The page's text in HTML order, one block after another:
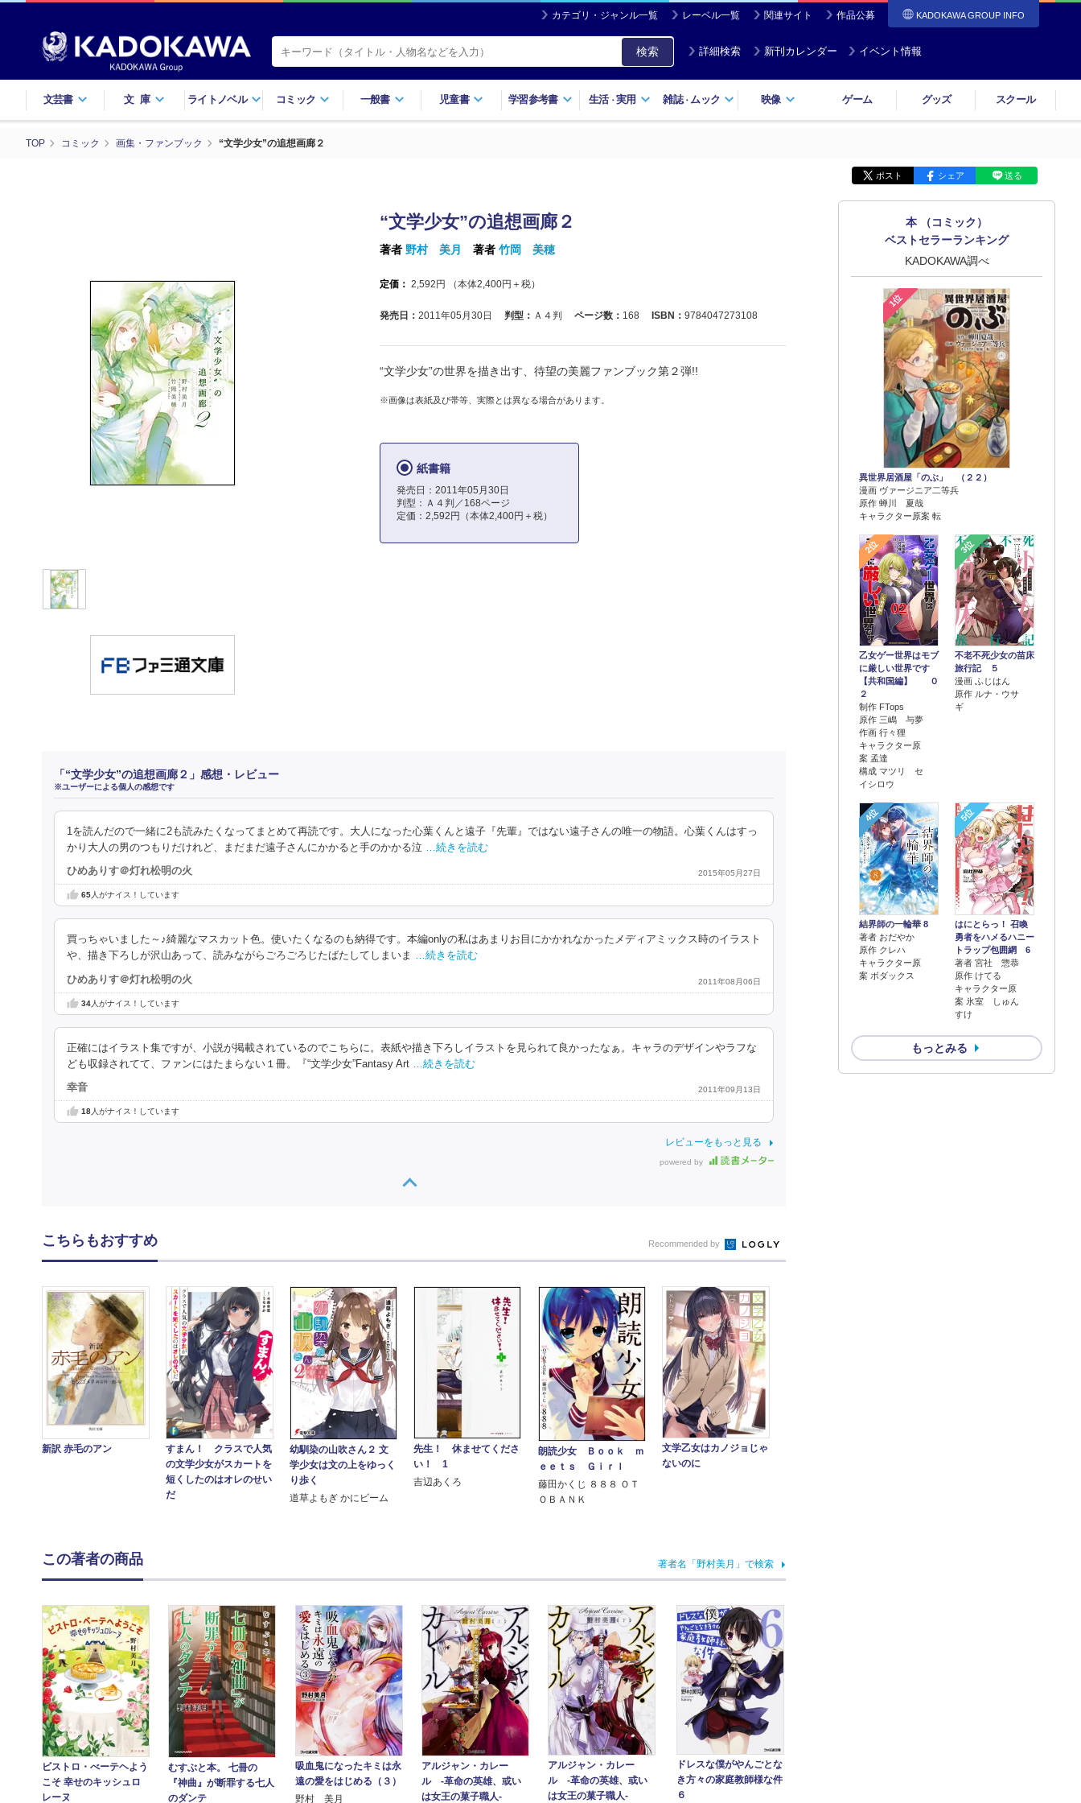
カテゴリ・ジャンル一覧 レーベル一覧 関連サイト 作品公募 KADOKAWA GROUP INFO
検索 詳細検索 新刊カレンダー イベント情報
文芸書 文庫 ライトノベル コミック 一般書 児童書 学習参考書 生活・実用 雑誌・ ムック 映像 ゲーム グッズ スクール
TOP コミック 画集・ファンブック “文学少女”の追想画廊２
ポスト シェア 送る
“文学少女”の追想画廊２
著者 野村 美月 著者 竹岡 美穂
定価： 2,592 円 （本体2,400円＋税）
発売日： 2011年05月30日 判型： Ａ４判 ページ数： 168 ISBN： 9784047273108
“文学少女”の世界を描き出す、待望の美麗ファンブック第２弾!!
※画像は表紙及び帯等、実際とは異なる場合があります。
紙書籍
発売日：2011年05月30日
判型：Ａ４判／168ページ
定価：2,592円（本体2,400円＋税）
「“文学少女”の追想画廊２」感想・レビュー
※ユーザーによる個人の感想です
1を読んだので一緒に2も読みたくなってまとめて再読です。大人になった心葉くんと遠子『先輩』ではない遠子さんの唯一の物語。心葉くんはすっ
かり大人の男のつもりだけれど、まだまだ遠子さんにかかると手のかかる泣
…続きを読む
ひめありす＠灯れ松明の火 2015年05月27日
65人がナイス！しています
買っちゃいました～♪綺麗なマスカット色。使いたくなるのも納得です。本編onlyの私はあまりお目にかかれなかったメディアミックス時のイラスト
や、描き下ろしが沢山あって、読みながらごろごろじたばたしてしまいま …続きを読む
ひめありす＠灯れ松明の火 2011年08月06日
34人がナイス！しています
正確にはイラスト集ですが、小説が掲載されているのでこちらに。表紙や描き下ろしイラストを見られて良かったなぁ。キャラのデザインやラフな
ども収録されてて、ファンにはたまらない１冊。『“文学少女”Fantasy Art …続きを読む
幸音 2011年09月13日
18人がナイス！しています
レビューをもっと見る
powered by
本 （コミック）
ベストセラーランキング
KADOKAWA調べ
1位
異世界居酒屋「のぶ」 （２２）
漫画 ヴァージニア二等兵
原作 蝉川 夏哉
キャラクター原案 転
2位
乙女ゲー世界はモブ
に厳しい世界です
【共和国編】 ０
２
制作 FTops
原作 三嶋 与夢
作画 行々狸
キャラクター原
案 孟達
構成 マツリ セ
イシロウ
3位
不老不死少女の苗床
旅行記 ５
漫画 ふじはん
原作 ルナ・ウサ
ギ
4位
結界師の一輪華 8
著者 おだやか
原作 クレハ
キャラクター原
案 ボダックス
5位
はにとらっ！ 召喚
勇者をハメるハニー
トラップ包囲網 6
著者 宮社 惣恭
原作 けてる
キャラクター原
案 氷室 しゅん
すけ
もっとみる
こちらもおすすめ Recommended by
新訳 赤毛のアン
すまん！ クラスで人気
の文学少女がスカートを
短くしたのはオレのせい
だ
幼馴染の山吹さん２ 文
学少女は文の上をゆっく
り歩く
道草よもぎ かにビーム
先生！ 休ませてくださ
い！ 1
吉辺あくろ
朗読少女 Ｂｏｏｋ ｍ
ｅｅｔｓ Ｇｉｒｌ
藤田かくじ ８８８ ＯＴ
ＯＢＡＮＫ
文学乙女はカノジョじゃ
ないのに
この著者の商品 著者名「野村美月」で検索
ビストロ・べーテヘよう
こそ 幸せのキッシュロ
レーヌ
むすぶと本。 七冊の
『神曲』が断罪する七人
のダンテ
吸血鬼になったキミは永
遠の愛をはじめる（３）
野村 美月
アルジャン・カレー
ル ‐革命の英雄、或い
は女王の菓子職人‐
アルジャン・カレー
ル ‐革命の英雄、或い
は女王の菓子職人‐
ドレスな僕がやんごとな
き方々の家庭教師様な件
６